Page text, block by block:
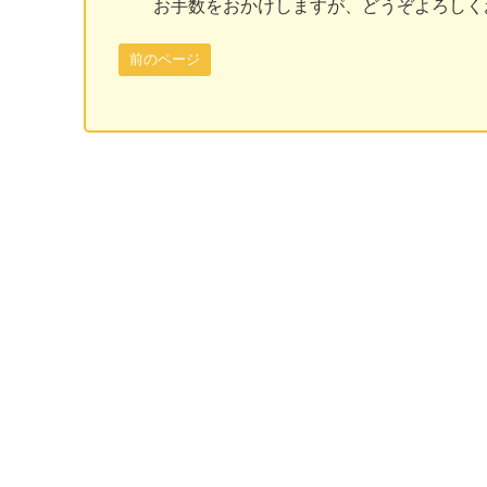
お手数をおかけしますが、どうぞよろしく
前のページ